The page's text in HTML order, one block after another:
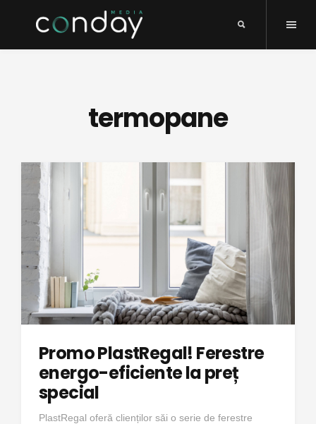
termopane
Promo PlastRegal! Ferestre
energo-eficiente la preț
special
PlastRegal oferă clienților săi o serie de ferestre